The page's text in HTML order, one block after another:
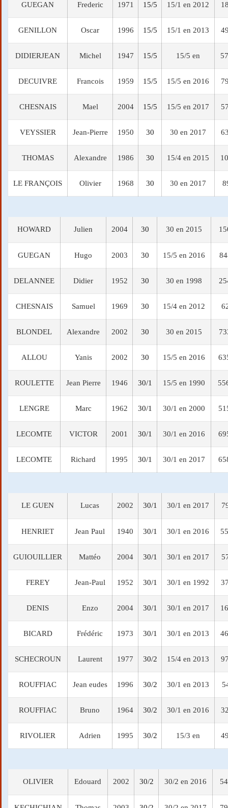
GUEGAN Frederic 1971 15/5 15/1 en 2012
GENILLON Oscar 1996 15/5 15/1 en 2013
DIDIERJEAN Michel 1947 15/5 15/5 en
DECUIVRE Francois 1959 15/5 15/5 en 2016
CHESNAIS Mael 2004 15/5 15/5 en 2017
VEYSSIER Jean-Pierre 1950 30 30 en 2017
THOMAS Alexandre 1986 30 15/4 en 2015
LE FRANÇOIS Olivier 1968 30 30 en 2017
HOWARD Julien 2004 30 30 en 2015
GUEGAN Hugo 2003 30 15/5 en 2016
DELANNEE Didier 1952 30 30 en 1998
CHESNAIS Samuel 1969 30 15/4 en 2012
BLONDEL Alexandre 2002 30 30 en 2015
ALLOU Yanis 2002 30 15/5 en 2016
ROULETTE Jean Pierre 1946 30/1 15/5 en 1990
LENGRE Marc 1962 30/1 30/1 en 2000
LECOMTE VICTOR 2001 30/1 30/1 en 2016
LECOMTE Richard 1995 30/1 30/1 en 2017
LE GUEN Lucas 2002 30/1 30/1 en 2017
HENRIET Jean Paul 1940 30/1 30/1 en 2016
GUIOUILLIER Mattéo 2004 30/1 30/1 en 2017
FEREY Jean-Paul 1952 30/1 30/1 en 1992
DENIS Enzo 2004 30/1 30/1 en 2017
BICARD Frédéric 1973 30/1 30/1 en 2013
SCHECROUN Laurent 1977 30/2 15/4 en 2013
ROUFFIAC Jean eudes 1996 30/2 30/1 en 2013
ROUFFIAC Bruno 1964 30/2 30/1 en 2016
RIVOLIER Adrien 1995 30/2 15/3 en
OLIVIER Edouard 2002 30/2 30/2 en 2016